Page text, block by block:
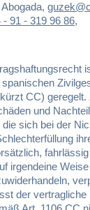
Abogada,
- 91 - 319 96 86,
CC)
und
sich bei der
irgendeine
der vertragliche